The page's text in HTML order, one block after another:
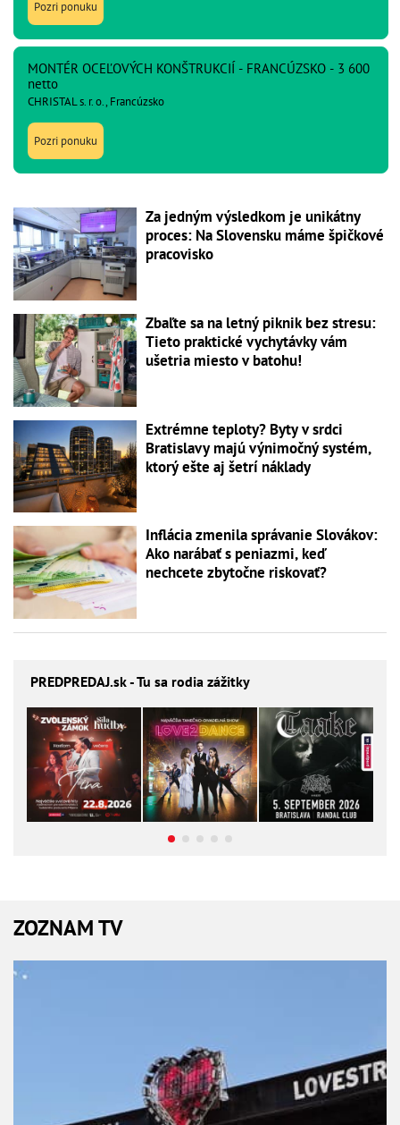
Pozri ponuku
MONTÉR OCEĽOVÝCH KONŠTRUKCIÍ - FRANCÚZSKO - 3 600
netto
CHRISTAL s. r. o., Francúzsko
Pozri ponuku
Za jedným výsledkom je unikátny
proces: Na Slovensku máme špičkové
pracovisko
Zbaľte sa na letný piknik bez stresu:
Tieto praktické vychytávky vám
ušetria miesto v batohu!
Extrémne teploty? Byty v srdci
Bratislavy majú výnimočný systém,
ktorý ešte aj šetrí náklady
Inflácia zmenila správanie Slovákov:
Ako narábať s peniazmi, keď
nechcete zbytočne riskovať?
PREDPREDAJ.sk - Tu sa rodia zážitky
ZOZNAM TV